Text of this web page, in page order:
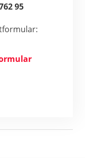
95